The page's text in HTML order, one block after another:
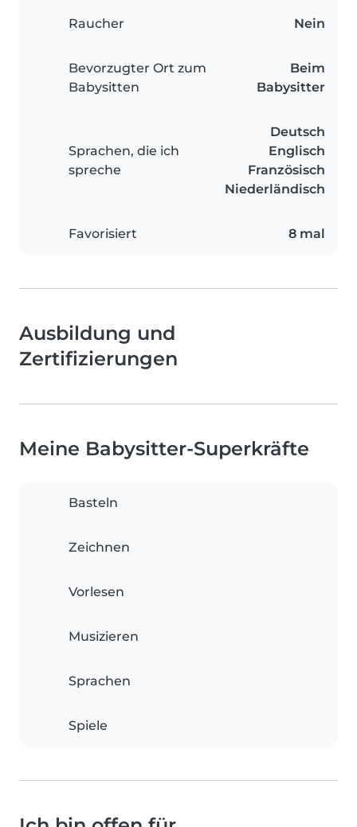
Raucher Nein
Bevorzugter Ort zum
Babysitten
Beim
Babysitter
Sprachen, die ich
spreche
Deutsch
Englisch
Französisch
Niederländisch
Favorisiert 8 mal
Ausbildung und
Zertifizierungen
Meine Babysitter-Superkräfte
Basteln
Zeichnen
Vorlesen
Musizieren
Sprachen
Spiele